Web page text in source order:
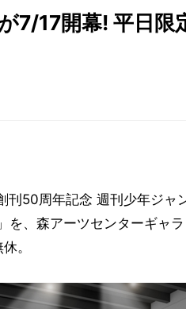
7/17開幕! 平日限
刊50周年記念 週刊少年ジャ
、森アーツセンターギャ
。